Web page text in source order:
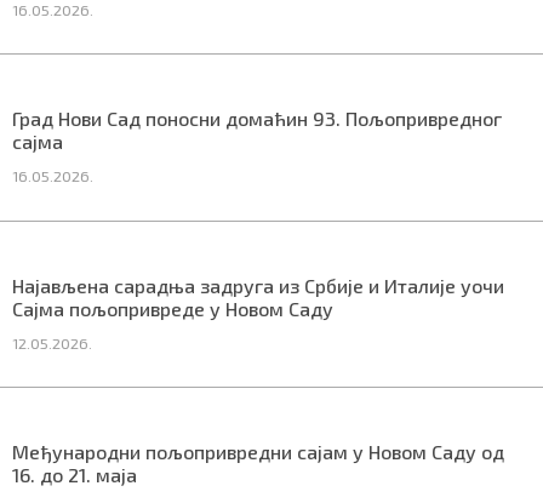
16.05.2026.
Град Нови Сад поносни домаћин 93. Пољопривредног
сајма
16.05.2026.
Најављена сарадња задруга из Србије и Италије уочи
Сајма пољопривреде у Новом Саду
12.05.2026.
Међународни пољопривредни сајам у Новом Саду од
16. до 21. маја
ПРЕУЗМИТЕ НАШУ АПЛИКАЦИЈУ